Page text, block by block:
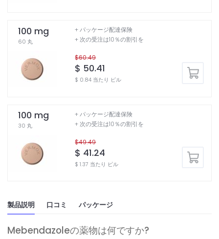
100 mg
60 丸
$60.49
$ 50.41
$ 0.84 当たり ピル
+ パッケージ配達保険
+ 次の受注は10％の割引を
100 mg
30 丸
$49.49
$ 41.24
$ 1.37 当たり ピル
+ パッケージ配達保険
+ 次の受注は10％の割引を
製品説明 口コミ パッケージ
Mebendazoleの薬物は何ですか?